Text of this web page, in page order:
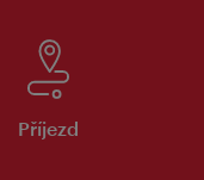
Příjezd